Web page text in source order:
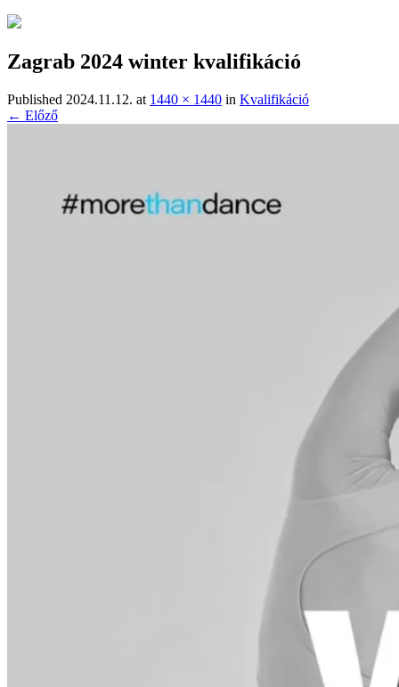
Zagrab 2024 winter kvalifikáció
Published 2024.11.12. at 1440 × 1440 in Kvalifikáció
← Előző